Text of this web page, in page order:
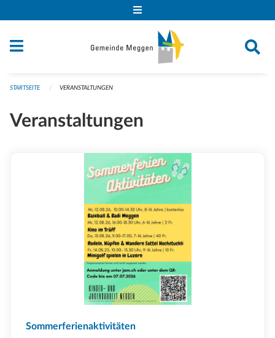
STARTSEITE VERANSTALTUNGEN
Veranstaltungen
Sommerferienaktivitäten